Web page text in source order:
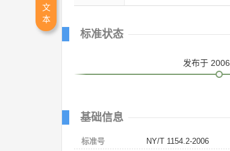
标准状态
发布于
基础信息
标准号
NY/T 1154.2-2006
文
本